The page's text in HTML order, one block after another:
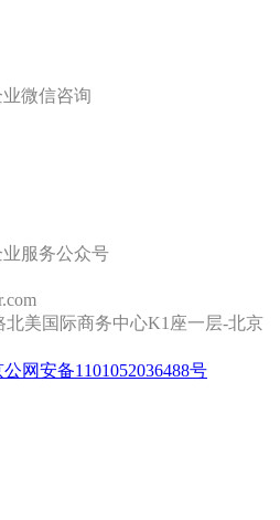
微信咨询
服务公众号
美国际商务中心K1座一层-北京
公网安备1101052036488号